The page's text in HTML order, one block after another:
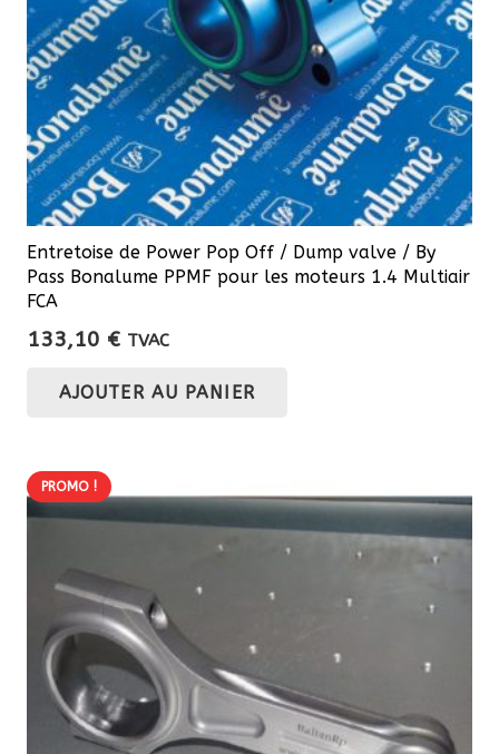
Entretoise de Power Pop Off / Dump valve / By
Pass Bonalume PPMF pour les moteurs 1.4 Multiair
FCA
133,10 € TVAC
AJOUTER AU PANIER
PROMO !